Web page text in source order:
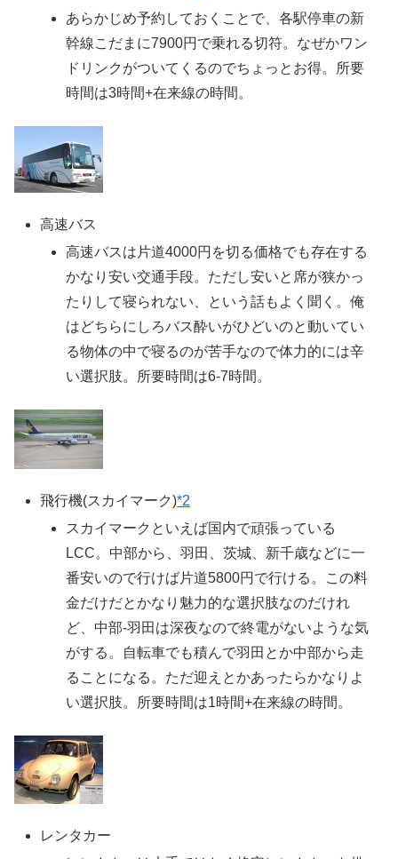
あらかじめ予約しておくことで、各駅停車の新
幹線こだまに7900円で乗れる切符。なぜかワン
ドリンクがついてくるのでちょっとお得。所要
時間は3時間+在来線の時間。
高速バス
高速バスは片道4000円を切る価格でも存在する
かなり安い交通手段。ただし安いと席が狭かっ
たりして寝られない、という話もよく聞く。俺
はどちらにしろバス酔いがひどいのと動いてい
る物体の中で寝るのが苦手なので体力的には辛
い選択肢。所要時間は6-7時間。
飛行機(スカイマーク)*2
スカイマークといえば国内で頑張っている
LCC。中部から、羽田、茨城、新千歳などに一
番安いので行けば片道5800円で行ける。この料
金だけだとかなり魅力的な選択肢なのだけれ
ど、中部-羽田は深夜なので終電がないような気
がする。自転車でも積んで羽田とか中部から走
ることになる。ただ迎えとかあったらかなりよ
い選択肢。所要時間は1時間+在来線の時間。
レンタカー